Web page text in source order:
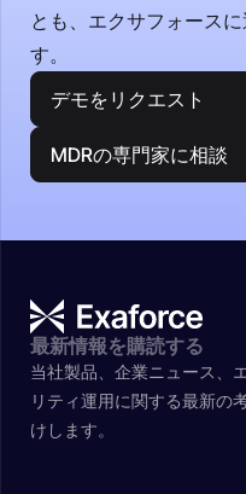
とも、エクサフォース
す。
デモをリクエスト
MDRの専門家に相談
最新情報を購読する
当社製品、企業ニュース、
リティ運用に関する最新の
けします。